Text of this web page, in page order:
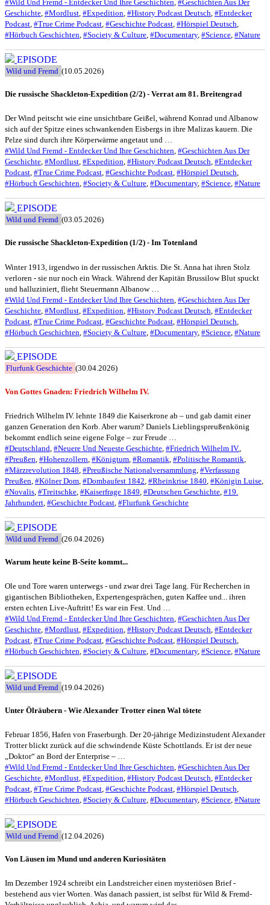
#Wild Und Fremd - Entdecker Und Ihre Geschichten, #Geschichten Aus Der
Geschichte, #Mordlust, #Expedition, #History Podcast Deutsch, #Entdecker
Podcast, #True Crime Podcast, #Geschichte Podcast, #Hörspiel Deutsch,
#Hörbuch Geschichten, #Society & Culture, #Documentary, #Science, #Nature
EPISODE
Wild und Fremd (10.05.2026)
Die russische Shackleton-Expedition (2/2) - Verrat am 81. Breitengrad
Der Wind peitscht wie eine unsichtbare Geißel, während Konrad und Albanow
sich auf der Spitze eines schwankenden Eisbergs in ihre Malizas kauern. Die
Pelze sind durch ihre Körperwärme angetaut und …
#Wild Und Fremd - Entdecker Und Ihre Geschichten, #Geschichten Aus Der
Geschichte, #Mordlust, #Expedition, #History Podcast Deutsch, #Entdecker
Podcast, #True Crime Podcast, #Geschichte Podcast, #Hörspiel Deutsch,
#Hörbuch Geschichten, #Society & Culture, #Documentary, #Science, #Nature
EPISODE
Wild und Fremd (03.05.2026)
Die russische Shackleton-Expedition (1/2) - Im Totenland
Winter 1913, irgendwo in der russischen Arktis. Die St. Anna hat ihren Stolz
verloren - sie nur noch ein Wrack. Während der Kapitän Brussilow Blut spuckt
und halluziniert, flieht Steuermann Albanow …
#Wild Und Fremd - Entdecker Und Ihre Geschichten #Geschichten Aus Der
Geschichte #Mordlust #Expedition #History Podcast Deutsch #Entdecker
Podcast #True Crime Podcast #Geschichte Podcast #Hörspiel Deutsch
#Hörbuch Geschichten #Society & Culture #Documentary, #Science #Nature
EPISODE
Flurfunk Geschichte (30.04.2026)
Von Gottes Gnaden: Friedrich Wilhelm IV.
Friedrich Wilhelm IV. lehnte 1849 die Kaiserkrone ab – und gab damit einer
ganzen Generation den Korb. Aber warum? Daniels Lieblingspreußenkönig
bekommt endlich seine eigene Folge – zur Freude …
#Deutschland #Neuere Und Neueste Geschichte #Friedrich Wilhelm IV.
#Preußen #Hohenzollern #Königtum #Romantik #Politische Romantik
#Märzrevolution 1848 #Preußische Nationalversammlung #Verfassung
Preußen #Kölner Dom #Dombaufest 1842 #Rheinkrise 1840 #Königin Luise
#Novalis #Treitschke #Kaiserfrage 1849 #Deutschen Geschichte #19.
Jahrhundert #Geschichte Podcast #Flurfunk Geschichte
EPISODE
Wild und Fremd (26.04.2026)
Warum heute keine B-Seite kommt...
Ole und Tore waren unterwegs - und zwar drei Tage lang. Für Recherchen in
gigantischen Bibliotheken, Expertengesprächen, guten Kaffee und... ihren
ersten echten Live-Auftritt! Es war ein Fest. Und …
#Wild Und Fremd - Entdecker Und Ihre Geschichten #Geschichten Aus Der
Geschichte #Mordlust #Expedition #History Podcast Deutsch #Entdecker
Podcast #True Crime Podcast #Geschichte Podcast #Hörspiel Deutsch
#Hörbuch Geschichten #Society & Culture #Documentary, #Science #Nature
EPISODE
Wild und Fremd (19.04.2026)
Unter Ölräubern - Wie Alexander Trotter einen Wal tötete
Februar 1856, Hafen von Fraserburgh. Der 20-jährige Medizinstudent Alexander
Trotter blickt zurück auf die schwindende Küste Schottlands. Er ist der neue
„Doktor“ an Bord der Enterprise – …
#Wild Und Fremd - Entdecker Und Ihre Geschichten, #Geschichten Aus Der
Geschichte, #Mordlust, #Expedition, #History Podcast Deutsch, #Entdecker
Podcast, #True Crime Podcast, #Geschichte Podcast, #Hörspiel Deutsch,
#Hörbuch Geschichten, #Society & Culture, #Documentary, #Science, #Nature
EPISODE
Wild und Fremd (12.04.2026)
Von Läusen im Mund und anderen Kuriositäten
Im Dezember 1924 schreibt ein Landstreicher einen mysteriösen Brief -
bestehend aus vier Worten. Was danach passiert, ist selbst für Wild & Fremd-